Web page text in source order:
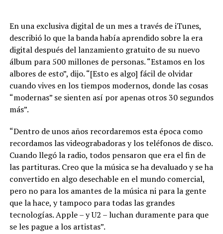
En una exclusiva digital de un mes a través de iTunes,
describió lo que la banda había aprendido sobre la era
digital después del lanzamiento gratuito de su nuevo
álbum para 500 millones de personas. “Estamos en los
albores de esto”, dijo. “[Esto es algo] fácil de olvidar
cuando vives en los tiempos modernos, donde las cosas
“modernas” se sienten así por apenas otros 30 segundos
más”.
“Dentro de unos años recordaremos esta época como
recordamos las videograbadoras y los teléfonos de disco.
Cuando llegó la radio, todos pensaron que era el fin de
las partituras. Creo que la música se ha devaluado y se ha
convertido en algo desechable en el mundo comercial,
pero no para los amantes de la música ni para la gente
que la hace, y tampoco para todas las grandes
tecnologías. Apple – y U2 – luchan duramente para que
se les pague a los artistas”.